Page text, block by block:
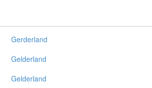
Gerderland
Gelderland
Gelderland